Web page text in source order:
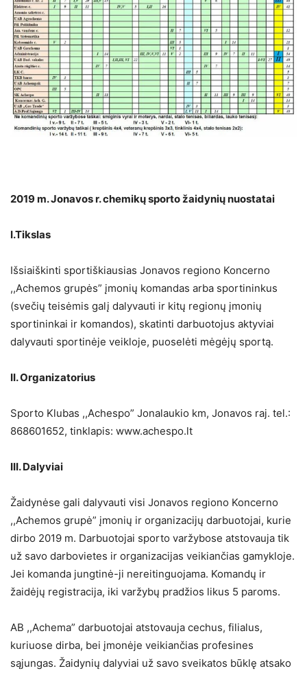
2019 m. Jonavos r. chemikų sporto žaidynių nuostatai
I.Tikslas
Išsiaiškinti sportiškiausias Jonavos regiono Koncerno
,,Achemos grupės” įmonių komandas arba sportininkus
(svečių teisėmis galį dalyvauti ir kitų regionų įmonių
sportininkai ir komandos), skatinti darbuotojus aktyviai
dalyvauti sportinėje veikloje, puoselėti mėgėjų sportą.
II. Organizatorius
Sporto Klubas ,,Achespo” Jonalaukio km, Jonavos raj. tel.:
868601652, tinklapis: www.achespo.lt
III. Dalyviai
Žaidynėse gali dalyvauti visi Jonavos regiono Koncerno
,,Achemos grupė” įmonių ir organizacijų darbuotojai, kurie
dirbo 2019 m. Darbuotojai sporto varžybose atstovauja tik
už savo darbovietes ir organizacijas veikiančias gamykloje.
Jei komanda jungtinė-ji nereitinguojama. Komandų ir
žaidėjų registracija, iki varžybų pradžios likus 5 paroms.
AB ,,Achema” darbuotojai atstovauja cechus, filialus,
kuriuose dirba, bei įmonėje veikiančias profesines
sąjungas. Žaidynių dalyviai už savo sveikatos būklę atsako